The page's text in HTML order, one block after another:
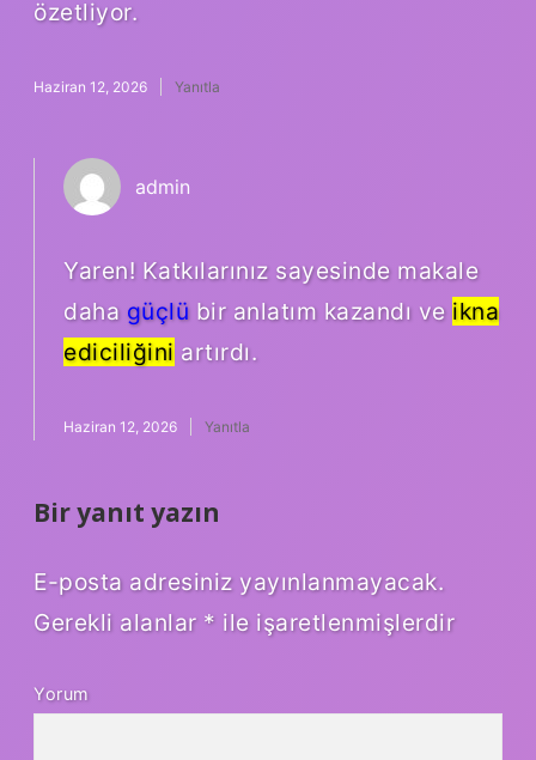
özetliyor.
Haziran 12, 2026 Yanıtla
admin
Yaren! Katkılarınız sayesinde makale
daha güçlü bir anlatım kazandı ve ikna
ediciliğini artırdı.
Haziran 12, 2026 Yanıtla
Bir yanıt yazın
E-posta adresiniz yayınlanmayacak.
Gerekli alanlar * ile işaretlenmişlerdir
Yorum